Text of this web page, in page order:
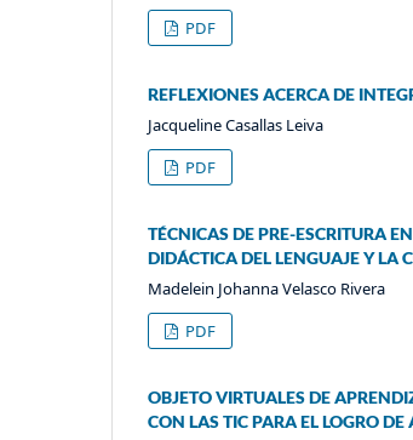
PDF
REFLEXIONES ACERCA DE
Jacqueline Casallas Leiva
PDF
TÉCNICAS DE PRE-ESCRITURA
DIDÁCTICA DEL LENGUAJE Y LA
Madelein Johanna Velasco Rivera
PDF
OBJETO VIRTUALES DE
CON LAS TIC PARA EL LOGRO